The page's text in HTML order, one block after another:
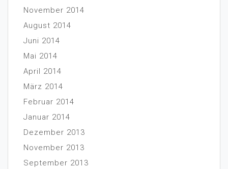
November 2014
August 2014
Juni 2014
Mai 2014
April 2014
März 2014
Februar 2014
Januar 2014
Dezember 2013
November 2013
September 2013